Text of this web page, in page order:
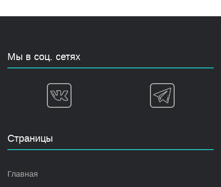
Мы в соц. сетях
Страницы
Главная